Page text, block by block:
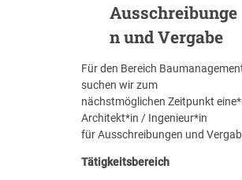
P
r
f
s
(
w
Ausschreibunge
n und Vergabe
Für den Bereich
suchen wir zum
nächstmöglichen Zeitpunkt
Architekt*in / Ingenieur*in
für Ausschreibungen und
Tätigkeitsbereich